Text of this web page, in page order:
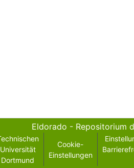
Eldorado - Repositorium
Universität
Dortmund
Cookie-
Einstellungen